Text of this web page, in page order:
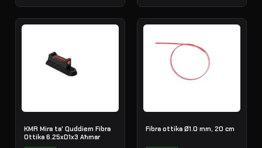
KMR Mira ta' Quddiem Fibra
Ottika 6.25xD1x3 Aħmar
Fibra ottika Ø1.0 mm, 20 cm